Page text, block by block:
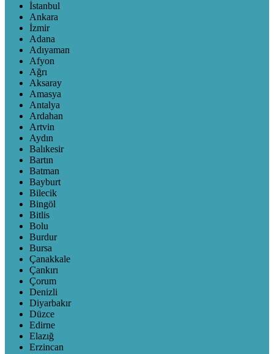
İstanbul
Ankara
İzmir
Adana
Adıyaman
Afyon
Ağrı
Aksaray
Amasya
Antalya
Ardahan
Artvin
Aydın
Balıkesir
Bartın
Batman
Bayburt
Bilecik
Bingöl
Bitlis
Bolu
Burdur
Bursa
Çanakkale
Çankırı
Çorum
Denizli
Diyarbakır
Düzce
Edirne
Elazığ
Erzincan